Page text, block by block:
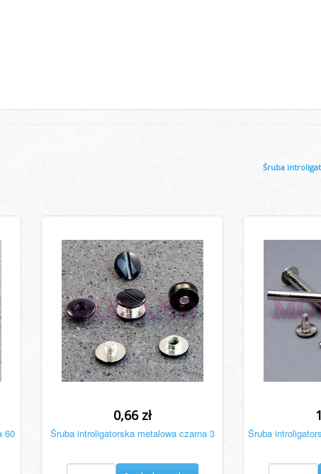
Śruba
60
0,66 zł
Śruba introligatorska metalowa czarna 3 Śruba